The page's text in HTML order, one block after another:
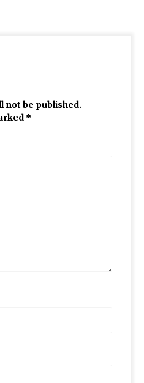
not be published.
*